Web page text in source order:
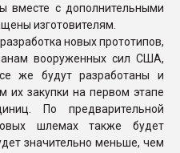
вместе с дополнительными
изготовителям.
новых прототипов,
вооруженных сил США,
же будут разработаны и
их закупки на первом этапе
По предварительной
шлемах также будет
значительно меньше, чем